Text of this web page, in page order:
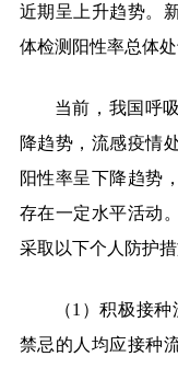
近期呈上升趋势。
体检测阳性率总体处
当前，我国呼
降趋势，流感疫情
阳性率呈下降趋势
存在一定水平活动
采取以下个人防护措
（1 ）积极接
禁忌的人均应接种